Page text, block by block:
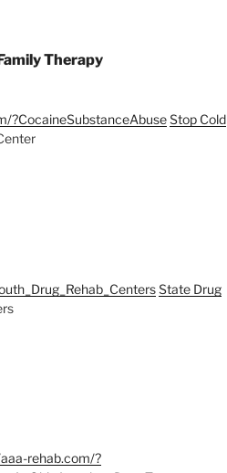
Therapy
?CocaineSubstanceAbuseStop Cold
State Drug
rehab.com/?